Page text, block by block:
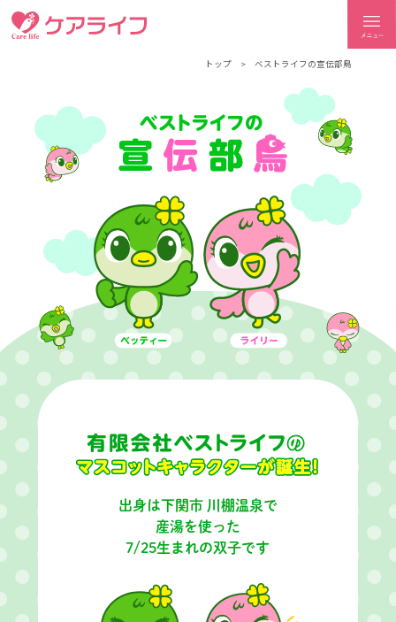
トップ ベストライフの宣伝部鳥
出身は下関市 川棚温泉で
産湯を使った
7/25生まれの双子です